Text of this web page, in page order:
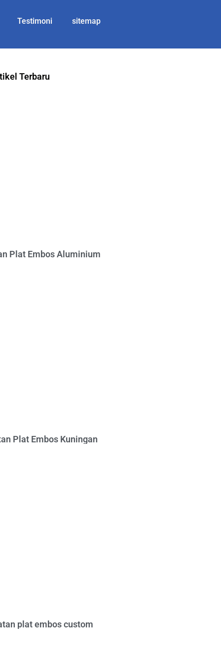
Testimoni sitemap
Terbaru
Plat Embos Aluminium
Plat Embos Kuningan
plat embos custom